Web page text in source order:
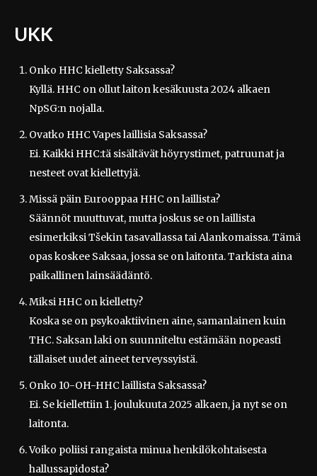
UKK
Onko HHC kielletty Saksassa?
Kyllä. HHC on ollut laiton kesäkuusta 2024 alkaen
NpSG:n nojalla.
Ovatko HHC Vapes laillisia Saksassa?
Ei. Kaikki HHC:tä sisältävät höyrystimet, patruunat ja
nesteet ovat kiellettyjä.
Missä päin Eurooppaa HHC on laillista?
Säännöt muuttuvat, mutta joskus se on laillista
esimerkiksi Tšekin tasavallassa tai Alankomaissa. Tämä
opas koskee Saksaa, jossa se on laitonta. Tarkista aina
paikallinen lainsäädäntö.
Miksi HHC on kielletty?
Koska se on psykoaktiivinen aine, samanlainen kuin
THC. Saksan laki on suunniteltu estämään nopeasti
tällaiset uudet aineet terveyssyistä.
Onko 10-OH-HHC laillista Saksassa?
Ei. Se kiellettiin 1. joulukuuta 2025 alkaen, ja nyt se on
laitonta.
Voiko poliisi rangaista minua henkilökohtaisesta
hallussapidosta?